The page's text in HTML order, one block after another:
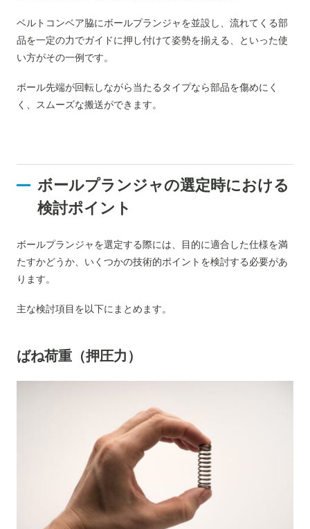
ベルトコンベア脇にボールプランジャを並設し、流れてくる部
品を一定の力でガイドに押し付けて姿勢を揃える、といった使
い方がその一例です。
ボール先端が回転しながら当たるタイプなら部品を傷めにく
く、スムーズな搬送ができます。
ボールプランジャの選定時における
検討ポイント
ボールプランジャを選定する際には、目的に適合した仕様を満
たすかどうか、いくつかの技術的ポイントを検討する必要があ
ります。
主な検討項目を以下にまとめます。
ばね荷重（押圧力）